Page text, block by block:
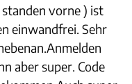
vorne ) ist
einwandfrei. Sehr
aber super. Code